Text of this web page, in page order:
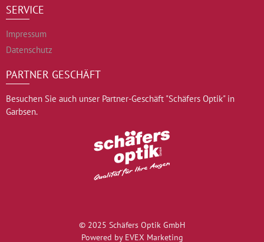
SERVICE
Impressum
Datenschutz
PARTNER GESCHÄFT
Besuchen Sie auch unser Partner-Geschäft "Schäfers Optik" in
Garbsen.
© 2025 Schäfers Optik GmbH
Powered by EVEX Marketing